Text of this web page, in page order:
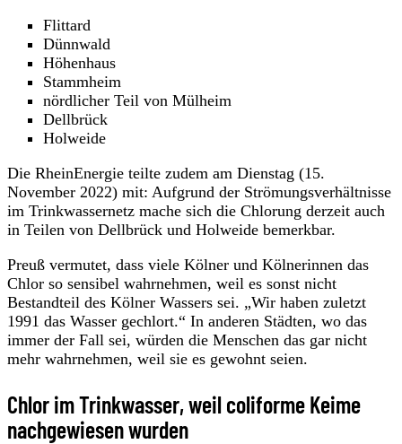
Flittard
Dünnwald
Höhenhaus
Stammheim
nördlicher Teil von Mülheim
Dellbrück
Holweide
Die RheinEnergie teilte zudem am Dienstag (15.
November 2022) mit: Aufgrund der Strömungsverhältnisse
im Trinkwassernetz mache sich die Chlorung derzeit auch
in Teilen von Dellbrück und Holweide bemerkbar.
Preuß vermutet, dass viele Kölner und Kölnerinnen das
Chlor so sensibel wahrnehmen, weil es sonst nicht
Bestandteil des Kölner Wassers sei. „Wir haben zuletzt
1991 das Wasser gechlort.“ In anderen Städten, wo das
immer der Fall sei, würden die Menschen das gar nicht
mehr wahrnehmen, weil sie es gewohnt seien.
Chlor im Trinkwasser, weil coliforme Keime
nachgewiesen wurden